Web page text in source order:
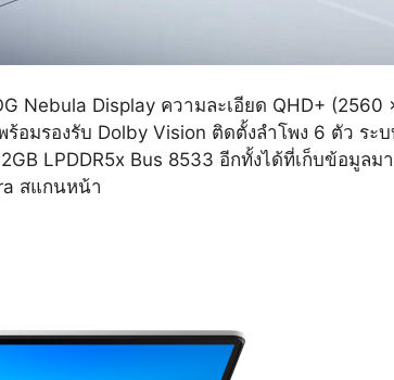
Nebula Display ความละเอียด QHD+ (2560
อมรองรับ Dolby Vision ติดตั้งลำโพง 6 ตัว ระ
LPDDR5x Bus 8533 อีกทั้งได้ที่เก็บข้อมูลม
สแกนหน้า